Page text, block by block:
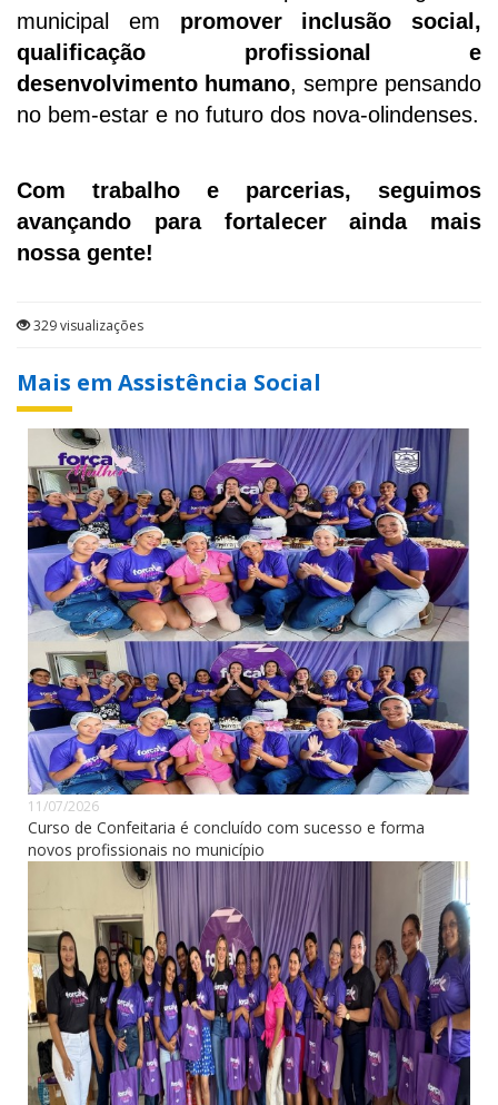
municipal em promover inclusão social,
qualificação profissional e
desenvolvimento humano, sempre pensando
no bem-estar e no futuro dos nova-olindenses.
Com trabalho e parcerias, seguimos
avançando para fortalecer ainda mais
nossa gente!
329 visualizações
Mais em Assistência Social
11/07/2026
Curso de Confeitaria é concluído com sucesso e forma
novos profissionais no município